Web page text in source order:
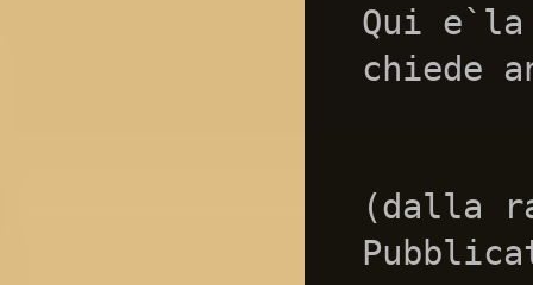
Qui
(dalla